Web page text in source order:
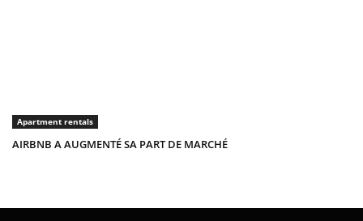
Apartment rentals
AIRBNB A AUGMENTÉ SA PART DE MARCHÉ